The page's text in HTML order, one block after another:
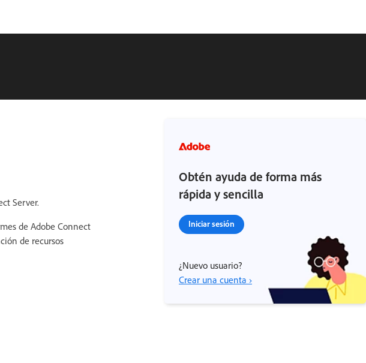
Server.
de Adobe Connect
de recursos
Obtén ayuda de forma más
rápida y sencilla
Iniciar sesión
¿Nuevo usuario?
Crear una cuenta ›